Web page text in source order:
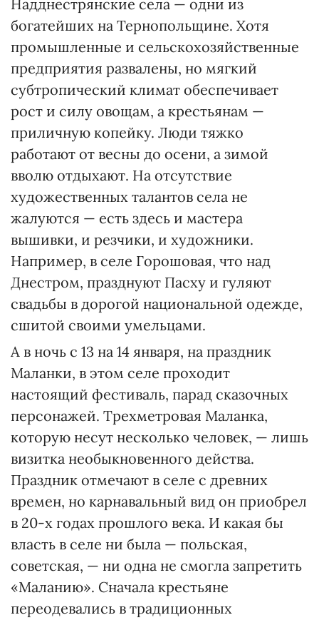
Надднестрянские села — одни из
богатейших на Тернопольщине. Хотя
промышленные и сельскохозяйственные
предприятия развалены, но мягкий
субтропический климат обеспечивает
рост и силу овощам, а крестьянам —
приличную копейку. Люди тяжко
работают от весны до осени, а зимой
вволю отдыхают. На отсутствие
художественных талантов села не
жалуются — есть здесь и мастера
вышивки, и резчики, и художники.
Например, в селе Горошовая, что над
Днестром, празднуют Пасху и гуляют
свадьбы в дорогой национальной одежде,
сшитой своими умельцами.
А в ночь с 13 на 14 января, на праздник
Маланки, в этом селе проходит
настоящий фестиваль, парад сказочных
персонажей. Трехметровая Маланка,
которую несут несколько человек, — лишь
визитка необыкновенного действа.
Праздник отмечают в селе с древних
времен, но карнавальный вид он приобрел
в 20-х годах прошлого века. И какая бы
власть в селе ни была — польская,
советская, — ни одна не смогла запретить
«Маланию». Сначала крестьяне
переодевались в традиционных